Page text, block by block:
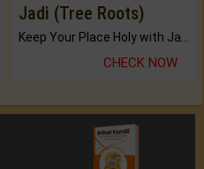
Jadi (Tree Roots)
CHECK NOW